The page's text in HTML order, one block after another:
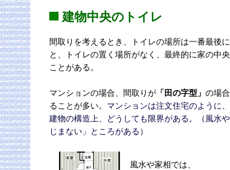
建物中央のトイレ
間取りを考えるとき、トイレの場所は一番最後
と、トイレの置く場所がなく、最終的に家の中
ことがある。
マンションの場合、間取りが「田の字型」 の場
ることが多い。 マンションは注文住宅のように
建物の構造上、どうしても限界がある。（風水
じまない」ところがある）
風水や家相では、